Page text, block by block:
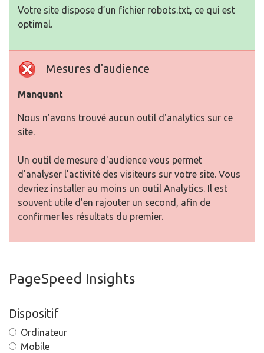
Votre site dispose d’un fichier robots.txt, ce qui est
optimal.
Mesures d'audience
Manquant
Nous n'avons trouvé aucun outil d'analytics sur ce
site.
Un outil de mesure d'audience vous permet
d'analyser l’activité des visiteurs sur votre site. Vous
devriez installer au moins un outil Analytics. Il est
souvent utile d’en rajouter un second, afin de
confirmer les résultats du premier.
PageSpeed Insights
Dispositif
Ordinateur
Mobile